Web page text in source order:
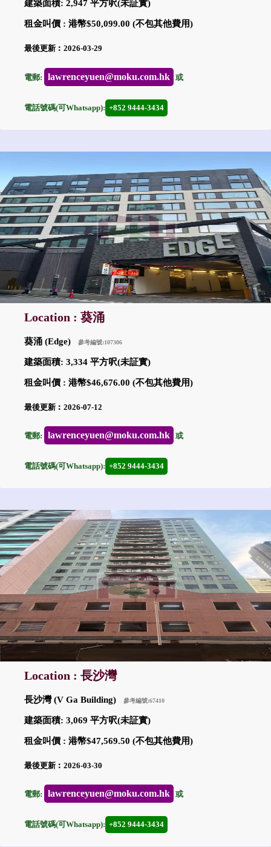
建築面積: 2,947 平方呎(未証實)
租金叫價 : 港幣$50,099.00 (不包其他費用)
最後更新︰2026-03-29
電郵: lawrenceyuen@moku.com.hk 或
電話號碼(可Whatsapp): +852 9444-3434
Location : 葵涌
葵涌 (Edge) 參考編號:107306
建築面積: 3,334 平方呎(未証實)
租金叫價 : 港幣$46,676.00 (不包其他費用)
最後更新︰2026-07-12
電郵: lawrenceyuen@moku.com.hk 或
電話號碼(可Whatsapp): +852 9444-3434
Location : 長沙灣
長沙灣 (V Ga Building) 參考編號:67410
建築面積: 3,069 平方呎(未証實)
租金叫價 : 港幣$47,569.50 (不包其他費用)
最後更新︰2026-03-30
電郵: lawrenceyuen@moku.com.hk 或
電話號碼(可Whatsapp): +852 9444-3434